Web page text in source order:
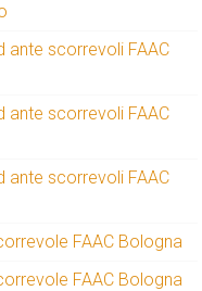
ante scorrevoli FAAC
ante scorrevoli FAAC
ante scorrevoli FAAC
FAAC Bologna
FAAC Bologna